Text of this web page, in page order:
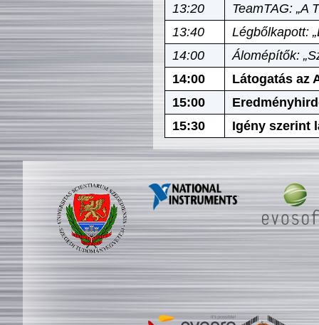
13:20
TeamTAG: „A
13:40
Légbőlkapott:
14:00
Álomépítők:
14:00
Látogatás az
15:00
15:30
Igény szerint